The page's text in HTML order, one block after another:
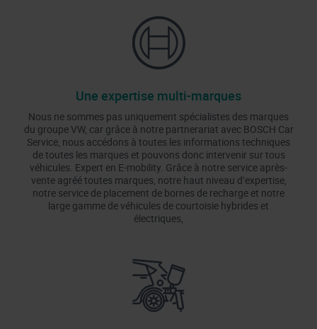
Une expertise multi-marques
Nous ne sommes pas uniquement spécialistes des marques
du groupe VW, car grâce à notre partnerariat avec BOSCH Car
Service, nous accédons à toutes les informations techniques
de toutes les marques et pouvons donc intervenir sur tous
véhicules. Expert en E-mobility. Grâce à notre service après-
vente agréé toutes marques, notre haut niveau d’expertise,
notre service de placement de bornes de recharge et notre
large gamme de véhicules de courtoisie hybrides et
électriques,